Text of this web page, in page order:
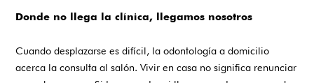
Donde no llega la clínica, llegamos nosotros
Cuando desplazarse es difícil, la odontología a domicilio
acerca la consulta al salón. Vivir en casa no significa renunciar